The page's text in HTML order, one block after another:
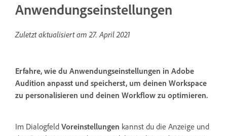
Anwendungseinstellungen
Zuletzt aktualisiert am27. April 2021
Erfahre, wie du Anwendungseinstellungen in Adobe
Audition anpasst und speicherst, um deinen Workspace
zu personalisieren und deinen Workflow zu optimieren.
Im Dialogfeld Voreinstellungen kannst du die Anzeige und